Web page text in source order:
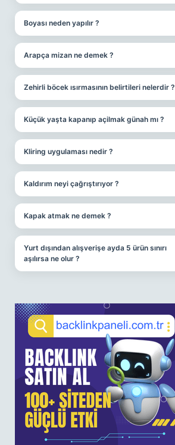
Boyası neden yapılır ?
Arapça mizan ne demek ?
Zehirli böcek ısırmasının belirtileri nelerdir ?
Küçük yaşta kapanıp açilmak günah mı ?
Kliring uygulaması nedir ?
Kaldırım neyi çağrıştırıyor ?
Kapak atmak ne demek ?
Yurt dışından alışverişe ayda 5 ürün sınırı
aşılırsa ne olur ?